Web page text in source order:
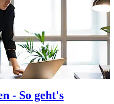
- So geht's